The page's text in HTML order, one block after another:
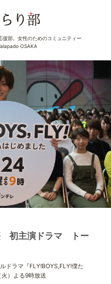
援部。女性のためのコミュニティー
OSAKA
初主演ドラマ トー
ドラマ『FLY!BOYS,FLY!僕た
）よる9時放送
て